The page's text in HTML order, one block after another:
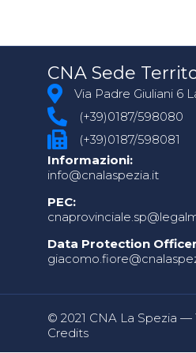
CNA Sede
Via Padre Giuliani 6
(+39)0187/598080
(+39)0187/598081
Informazioni:
info@cnalaspezia.it
PEC:
Data Protection
© 2021 CNA La Spezia —
Credits